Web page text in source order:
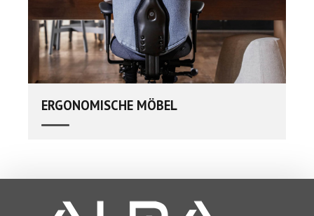
ERGONOMISCHE MÖBEL